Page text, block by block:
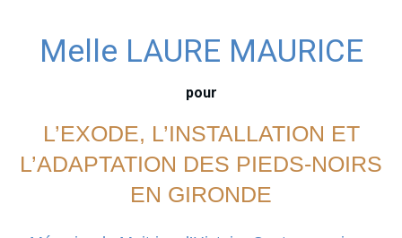
Melle LAURE MAURICE
pour
L’EXODE, L’INSTALLATION ET
L’ADAPTATION DES PIEDS-NOIRS
EN GIRONDE